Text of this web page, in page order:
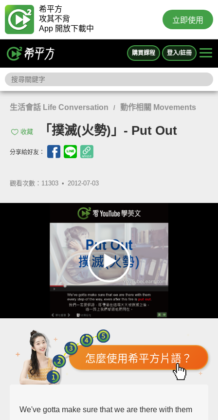
希平方
攻其不背
App 開放下載中
立即使用
購買課程 登入/註冊
生活會話 Life Conversation / 動作相關 Movements
收藏 「撲滅(火勢)」- Put Out
分享給好友：
觀看次數：11303 • 2012-07-03
怎麼使用希平方片語？
We've gotta make sure that we are there with them